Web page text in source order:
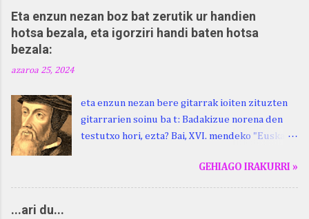
Eta enzun nezan boz bat zerutik ur handien
hotsa bezala, eta igorziri handi baten hotsa
bezala:
azaroa 25, 2024
eta enzun nezan bere gitarrak ioiten zituzten
gitarrarien soinu ba t: Badakizue norena den
testutxo hori, ezta? Bai, XVI. mendeko "Euskara
justuri...) hitza berari ikasi genion aspaldixe.
Kontua da, beraren sorterrian, Beskoizen,
GEHIAGO IRAKURRI »
...ari du...